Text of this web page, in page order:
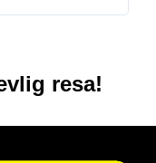
resa!